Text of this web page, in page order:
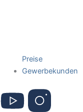
Preise
Gewerbekunden